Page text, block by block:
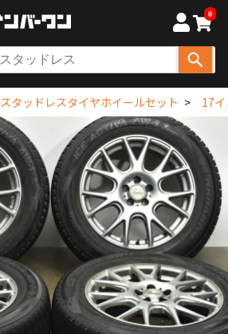
0
スタッドレスタイヤホイールセット 17